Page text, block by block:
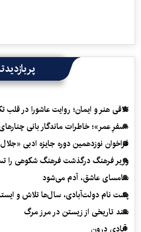
تلاقی هنر و ایمان؛ روایت عاشورا در قلب
«سفرِ عمر»؛ خاطرات ماندگار بانی
فراخوان نوزدهمین دوره جایزه ادبی
وزیر فرهنگ درگذشت فرهنگ شکوهی را
سامسای عاشق، آدم می‌شود
پشت نام دولت‌آبادی، سال‌ها تلاش و
سند تاریخی از زیستن در مرز مرگ
آبادی درون